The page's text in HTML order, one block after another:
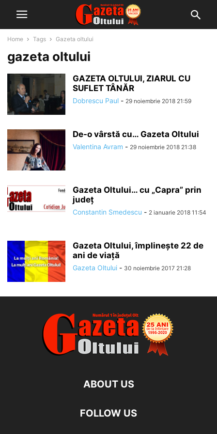
Home Tags Gazeta oltului
gazeta oltului
GAZETA OLTULUI, ZIARUL CU
SUFLET TÂNĂR
Dobrescu Paul - 29 noiembrie 2018 21:59
De-o vârstă cu… Gazeta Oltului
Valentina Avram - 29 noiembrie 2018 21:38
Gazeta Oltului… cu „Capra” prin
judeţ
Constantin Smedescu - 2 ianuarie 2018 11:54
Gazeta Oltului, împlineşte 22 de
ani de viaţă
Gazeta Oltului - 30 noiembrie 2017 21:28
ABOUT US
FOLLOW US